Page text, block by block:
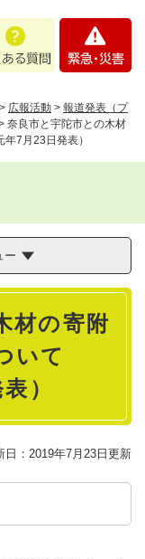
・
> 広報活動 > 報道発表（プ
奈良市と宇陀市との木材
7月23日発表）
ー
材の寄附
いて
）
日：2019年7月23日更新